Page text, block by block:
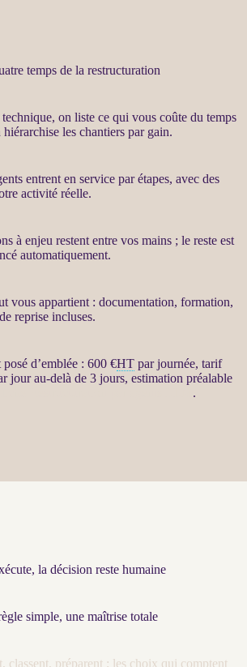
temps de la restructuration
on liste ce qui vous coûte du temps
les chantiers par gain.
entrent en service par étapes, avec des
activité réelle.
à enjeu restent entre vos mains ; le reste est
automatiquement.
vous appartient : documentation, formation,
reprise incluses.
d’emblée : 600 €HTpar journée, tarif
jour au-delà de 3 jours, estimation préalable
.
la décision reste humaine
simple, une maîtrise totale
classent, préparent ; les choix qui comptent